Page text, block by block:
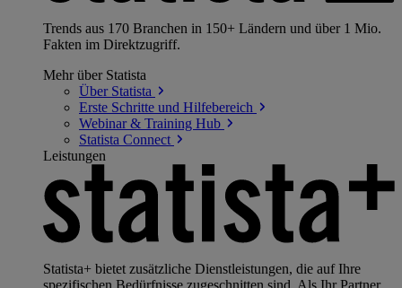
Trends aus 170 Branchen in 150+ Ländern und über 1 Mio.
Fakten im Direktzugriff.
Mehr über Statista
Über Statista
Erste Schritte und Hilfebereich
Webinar & Training Hub
Statista Connect
Leistungen
Statista+ bietet zusätzliche Dienstleistungen, die auf Ihre
spezifischen Bedürfnisse zugeschnitten sind. Als Ihr Partner